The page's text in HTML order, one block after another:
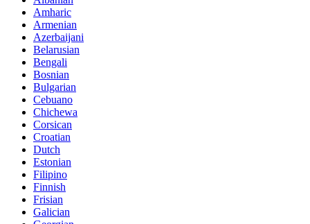
Amharic
Armenian
Azerbaijani
Belarusian
Bengali
Bosnian
Bulgarian
Cebuano
Chichewa
Corsican
Croatian
Dutch
Estonian
Filipino
Finnish
Frisian
Galician